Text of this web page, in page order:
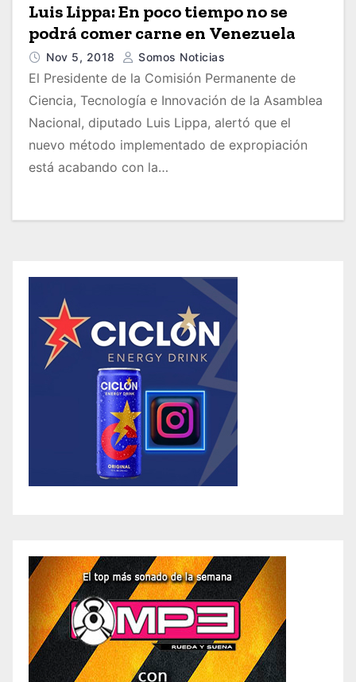
Luis Lippa: En poco tiempo no se
podrá comer carne en Venezuela
Nov 5, 2018 Somos Noticias
El Presidente de la Comisión Permanente de
Ciencia, Tecnología e Innovación de la Asamblea
Nacional, diputado Luis Lippa, alertó que el
nuevo método implementado de expropiación
está acabando con la…